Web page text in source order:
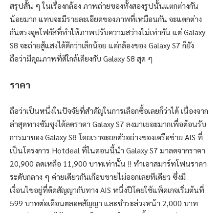
สรุปสั้น ๆ ในเรื่องกล้อง ภาพถ่ายของทั้งสองรูปนั้นแตกต่างกัน
น้อยมาก แทบจะมีรายละเอียดของภาพที่เหมือนกัน จะแตกต่าง
กันตรงจุดโฟกัสที่ทำให้ภาพปรับความสว่างไม่เท่ากัน แต่ Galaxy
S8 จะถ่ายสู้แสงได้ดีกว่าเล็กน้อย แต่กล้องของ Galaxy S7 ก็ยัง
ถือว่ามีคุณภาพที่ดีใกล้เคียงกับ Galaxy S8 สุด ๆ
ราคา
ถือว่าเป็นหนึ่งในปัจจัยที่สำคัญในการเลือกซื้อเลยก็ว่าได้ เนื่องจาก
ล่าสุดทางซัมซุงได้ลดราคา Galaxy S7 ลงมาเยอะมากเพื่อต้อนรับ
การมาของ Galaxy S8 โดยเราจะยกตัวอย่างของเครือข่าย AIS ที่
เป็นโครงการ Hotdeal ที่ในตอนนี้นำ Galaxy S7 มาลดจากราคา
20,900 ลดเหลือ 11,900 บาทเท่านั้น !! ทำเอาสมาร์ทโฟนราคา
ระดับกลาง ๆ ค่ายเดียวกันเกือบขายไม่ออกเลยทีเดียว ซึ่งมี
เงื่อนไขอยู่ที่ติดสัญญากับทาง AIS หนึ่งปีโดยใช้แพ็คเกจเริ่มต้นที่
599 บาทต่อเดือนตลอดสัญญา และชำระล่วงหน้า 2,000 บาท